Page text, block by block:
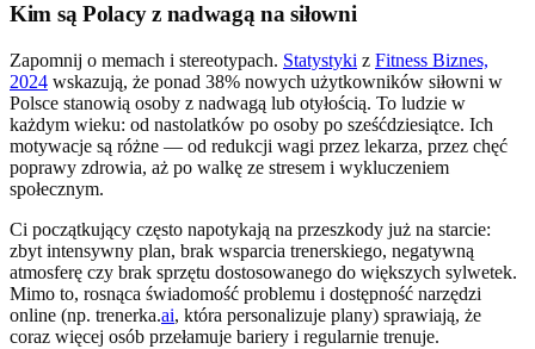
Kim są Polacy z nadwagą na siłowni
Zapomnij o memach i stereotypach. Statystyki z Fitness Biznes,
2024 wskazują, że ponad 38% nowych użytkowników siłowni w
Polsce stanowią osoby z nadwagą lub otyłością. To ludzie w
każdym wieku: od nastolatków po osoby po sześćdziesiątce. Ich
motywacje są różne — od redukcji wagi przez lekarza, przez chęć
poprawy zdrowia, aż po walkę ze stresem i wykluczeniem
społecznym.
Ci początkujący często napotykają na przeszkody już na starcie:
zbyt intensywny plan, brak wsparcia trenerskiego, negatywną
atmosferę czy brak sprzętu dostosowanego do większych sylwetek.
Mimo to, rosnąca świadomość problemu i dostępność narzędzi
online (np. trenerka.ai, która personalizuje plany) sprawiają, że
coraz więcej osób przełamuje bariery i regularnie trenuje.